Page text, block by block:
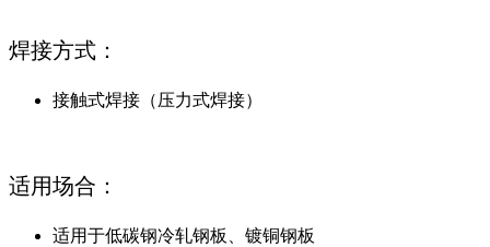
焊接方式：
接触式焊接（压力式焊接）
适用场合：
适用于低碳钢冷轧钢板、镀铜钢板